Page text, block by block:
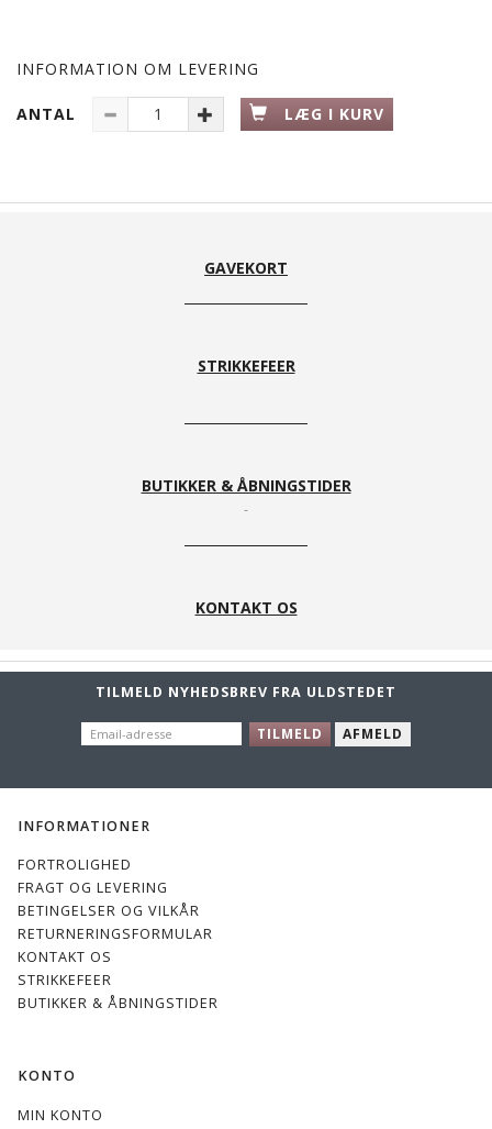
INFORMATION OM LEVERING
ANTAL LÆG I KURV
GAVEKORT
STRIKKEFEER
BUTIKKER & ÅBNINGSTIDER
KONTAKT OS
TILMELD NYHEDSBREV FRA ULDSTEDET
EMAIL-
ADRESSE
TILMELD AFMELD
INFORMATIONER
FORTROLIGHED
FRAGT OG LEVERING
BETINGELSER OG VILKÅR
RETURNERINGSFORMULAR
KONTAKT OS
STRIKKEFEER
BUTIKKER & ÅBNINGSTIDER
KONTO
MIN KONTO